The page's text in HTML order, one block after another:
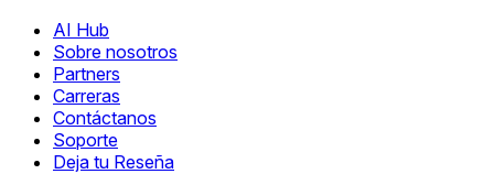
AI Hub
Sobre nosotros
Partners
Carreras
Contáctanos
Soporte
Deja tu Reseña